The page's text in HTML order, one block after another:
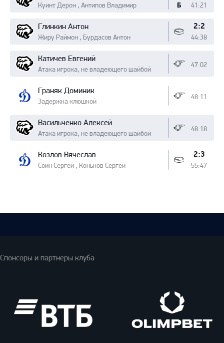
Куинт Дерон , Антипов Владимир 41:21
Б
Глинкин Антон
Жиру Раймон , Бурдасов Антон
2:2
44:38
Катичев Евгений
Атака игрока, не владеющего шайбой
47:02
Граняк Доминик
Задержка клюшкой
48:11
Васильченко Алексей
Атака игрока, не владеющего шайбой
48:18
Козлов Вячеслав
Соин Сергей , Коньков Сергей
2:3
55:47
Спонсоры и партнеры клуба